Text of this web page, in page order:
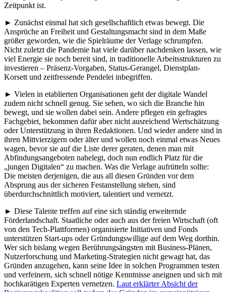
Zeitpunkt ist.
► Zunächst einmal hat sich gesellschaftlich etwas bewegt. Die
Ansprüche an Freiheit und Gestaltungsmacht sind in dem Maße
größer geworden, wie die Spielräume der Verlage schrumpfen.
Nicht zuletzt die Pandemie hat viele darüber nachdenken lassen, wie
viel Energie sie noch bereit sind, in traditionelle Arbeitsstrukturen zu
investieren – Präsenz-Vorgaben, Status-Gerangel, Dienstplan-
Korsett und zeitfressende Pendelei inbegriffen.
► Vielen in etablierten Organisationen geht der digitale Wandel
zudem nicht schnell genug. Sie sehen, wo sich die Branche hin
bewegt, und sie wollen dabei sein. Andere pflegen ein gefragtes
Fachgebiet, bekommen dafür aber nicht ausreichend Wertschätzung
oder Unterstützung in ihren Redaktionen. Und wieder andere sind in
ihren Mittvierzigern oder älter und wollen noch einmal etwas Neues
wagen, bevor sie auf die Liste derer geraten, denen man mit
Abfindungsangeboten nahelegt, doch nun endlich Platz für die
„jungen Digitalen“ zu machen. Was die Verlage aufrütteln sollte:
Die meisten derjenigen, die aus all diesen Gründen vor dem
Absprung aus der sicheren Festanstellung stehen, sind
überdurchschnittlich motiviert, talentiert und vernetzt.
► Diese Talente treffen auf eine sich ständig erweiternde
Förderlandschaft. Staatliche oder auch aus der freien Wirtschaft (oft
von den Tech-Plattformen) organisierte Initiativen und Fonds
unterstützen Start-ups oder Gründungswillige auf dem Weg dorthin.
Wer sich bislang wegen Berührungsängsten mit Business-Plänen,
Nutzerforschung und Marketing-Strategien nicht gewagt hat, das
Gründen anzugehen, kann seine Idee in solchen Programmen testen
und verfeinern, sich schnell nötige Kenntnisse aneignen und sich mit
hochkarätigen Experten vernetzen. Laut erklärter Absicht der